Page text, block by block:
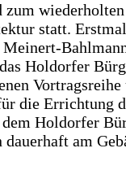
zum
statt.
Holdorfer
die Errichtung
Holdorfer
am